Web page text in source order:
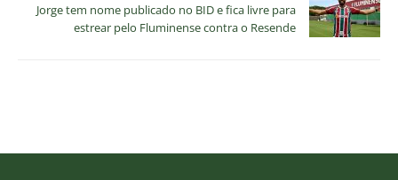
Jorge tem nome publicado no BID e fica livre para
estrear pelo Fluminense contra o Resende